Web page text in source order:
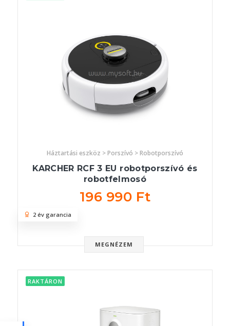
Háztartási eszköz > Porszívó > Robotporszívó
KARCHER RCF 3 EU robotporszívó és
robotfelmosó
196 990 Ft
MEGNÉZEM
2 év garancia
RAKTÁRON